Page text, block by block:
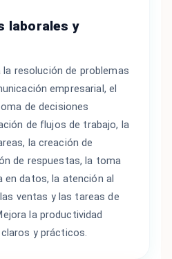
laborales y
resolución de problemas
empresarial, el
de decisiones
de flujos de trabajo, la
la creación de
de respuestas, la toma
en datos, la atención al
ventas y las tareas de
la productividad
y prácticos.